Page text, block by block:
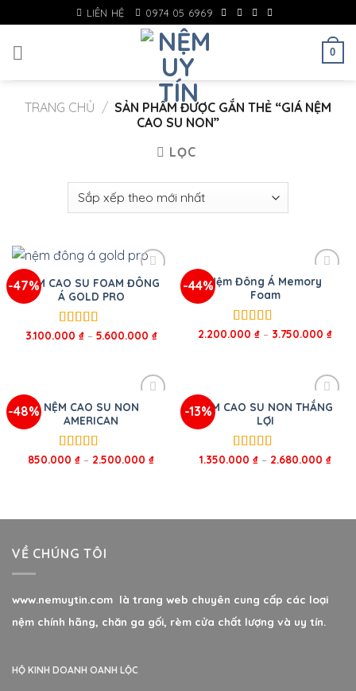
to
content
LIÊN HỆ 0974 05 6969
0
TRANG CHỦ / SẢN PHẨM ĐƯỢC GẮN THẺ “GIÁ NỆM
CAO SU NON”
LỌC
-47%
NỆM CAO SU FOAM ĐÔNG
Á GOLD PRO
Được xếp
3.100.000 ₫– 5.600.000 ₫
-44%Nệm Đông Á Memory
Foam
Được xếp
2.200.000 ₫ – 3.750.000 ₫
-48% NỆM CAO SU NON
AMERICAN
Được xếp
850.000 ₫ – 2.500.000 ₫
-13%NỆM CAO SU NON THẮNG
LỢI
Được xếp
1.350.000 ₫– 2.680.000 ₫
VỀ CHÚNG TÔI
www.nemuytin.com là trang web chuyên cung cấp các loại
nệm chính hãng, chăn ga gối, rèm cửa chất lượng và uy tín.
HỘ KINH DOANH OANH LỘC